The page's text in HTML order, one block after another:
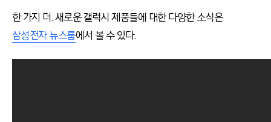
한 가지 더. 새로운 갤럭시 제품들에 대한 다양한 소식은
삼성전자 뉴스룸에서 볼 수 있다.